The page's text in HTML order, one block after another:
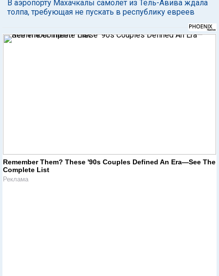
В аэропорту Махачкалы самолет из Тель-Авива ждала
толпа, требующая не пускать в республику евреев
Remember Them? These '90s Couples Defined An Era—See The
Complete List
Реклама